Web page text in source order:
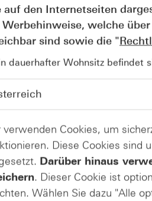
AUGUST
04
auf den Internetseiten
Werbehinweise, welche
sind sowie die "
dauerhafter Wohnsitz befindet
verwenden Cookies, um
Diese Cookies sind
Darüber hinaus
. Dieser Cookie ist
Wählen Sie dazu "Alle